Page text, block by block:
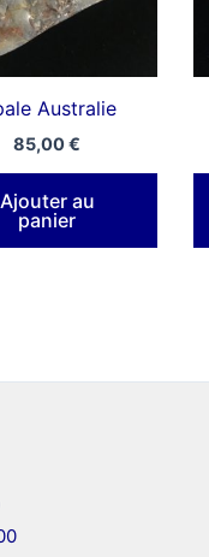
Australie
85,00€
Ajouter au
panier